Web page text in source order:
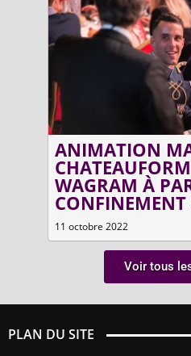
ANIMATION
WAGRAM À
CONFINEMENT
11 octobre 2022
Voir tous
PLAN DU SITE